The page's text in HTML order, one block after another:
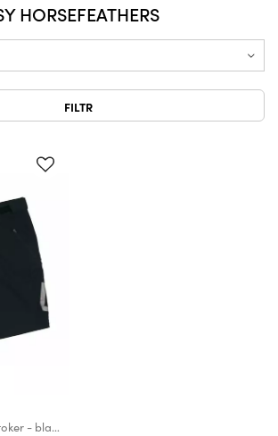
HORSEFEATHERS
FILTR
Dětské bike kraťasy Stoker - black